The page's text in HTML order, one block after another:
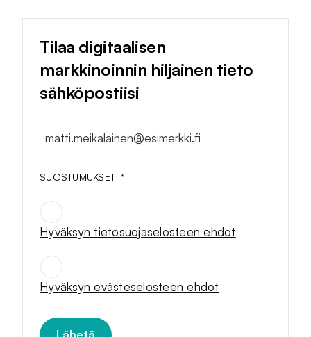
Tilaa digitaalisen
markkinoinnin hiljainen tieto
sähköpostiisi
SUOSTUMUKSET *
Hyväksyn tietosuojaselosteen ehdot
SUOSTUMUKSET
Hyväksyn evästeselosteen ehdot